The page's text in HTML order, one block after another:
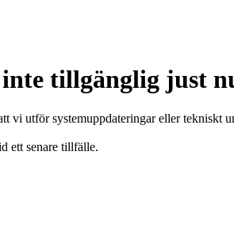
inte tillgänglig just
vi utför systemuppdateringar eller tekniskt
ett senare tillfälle.